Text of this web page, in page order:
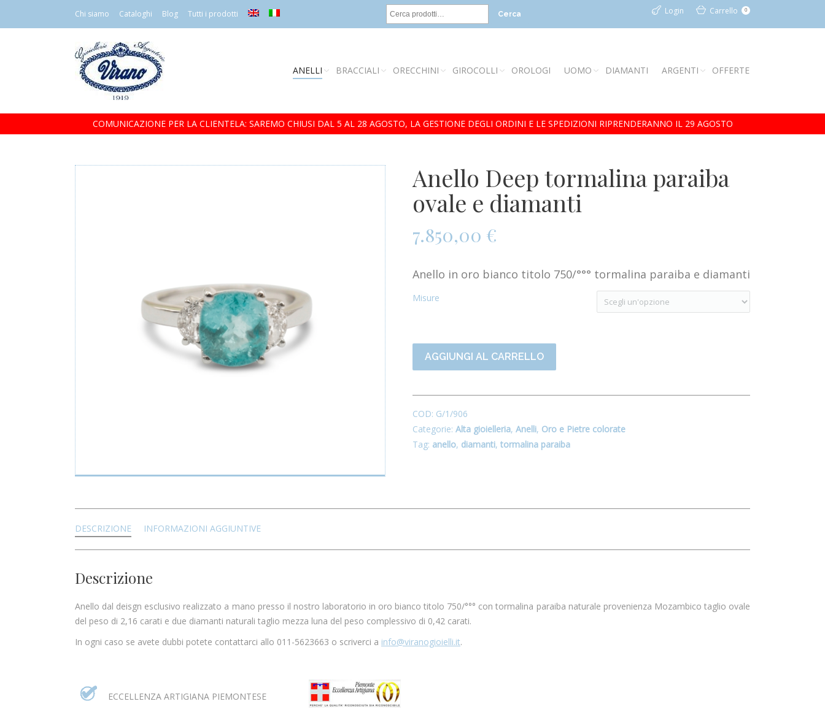
Chi siamo Cataloghi Blog Tutti i prodotti Cerca Login Carrello 0
ANELLI BRACCIALI ORECCHINI GIROCOLLI OROLOGI UOMO DIAMANTI ARGENTI OFFERTE
COMUNICAZIONE PER LA CLIENTELA: SAREMO CHIUSI DAL 5 AL 28 AGOSTO, LA GESTIONE DEGLI ORDINI E LE SPEDIZIONI RIPRENDERANNO IL 29 AGOSTO
Anello Deep tormalina paraiba
ovale e diamanti
7.850,00 €
Anello in oro bianco titolo 750/°°° tormalina paraiba e diamanti
Misure
AGGIUNGI AL CARRELLO
COD: G/1/906
Categorie: Alta gioielleria, Anelli, Oro e Pietre colorate
Tag: anello, diamanti, tormalina paraiba
DESCRIZIONE INFORMAZIONI AGGIUNTIVE
Descrizione
Anello dal deisgn esclusivo realizzato a mano presso il nostro laboratorio in oro bianco titolo 750/°°° con tormalina paraiba naturale provenienza Mozambico taglio ovale
del peso di 2,16 carati e due diamanti naturali taglio mezza luna del peso complessivo di 0,42 carati.
In ogni caso se avete dubbi potete contattarci allo 011-5623663 o scriverci a info@viranogioielli.it.
ECCELLENZA ARTIGIANA PIEMONTESE